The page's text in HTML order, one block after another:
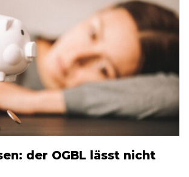
der OGBL lässt nicht